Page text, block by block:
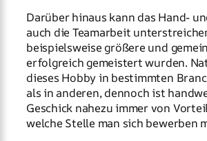
Darüber hinaus kann das Hand-
auch die Teamarbeit
beispielsweise größere und
erfolgreich gemeistert wurden.
dieses Hobby in bestimmten
als in anderen, dennoch ist
Geschick nahezu immer von
welche Stelle man sich bewerben